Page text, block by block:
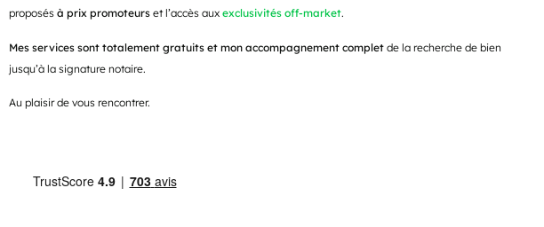
proposés à prix promoteurs et l’accès aux exclusivités off-market.
Mes services sont totalement gratuits et mon accompagnement complet de la recherche de bien
jusqu’à la signature notaire.
Au plaisir de vous rencontrer.